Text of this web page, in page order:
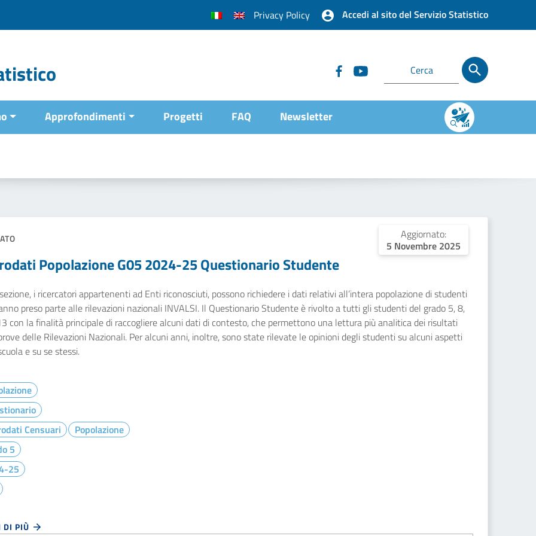
Privacy Policy Accedi al sito del Servizio Statistico
Approfondimenti Progetti FAQ Newsletter
Aggiornato:
5 Novembre 2025
Popolazione G05 2024-25 Questionario Studente
i ricercatori appartenenti ad Enti riconosciuti, possono richiedere i dati relativi all’intera popolazione di studenti
preso parte alle rilevazioni nazionali INVALSI. Il Questionario Studente è rivolto a tutti gli studenti del grado 5, 8,
con la finalità principale di raccogliere alcuni dati di contesto, che permettono una lettura più analitica dei risultati
delle Rilevazioni Nazionali. Per alcuni anni, inoltre, sono state rilevate le opinioni degli studenti su alcuni aspetti
e su se stessi.
Censuari
Popolazione
5
25
DI PIÙ